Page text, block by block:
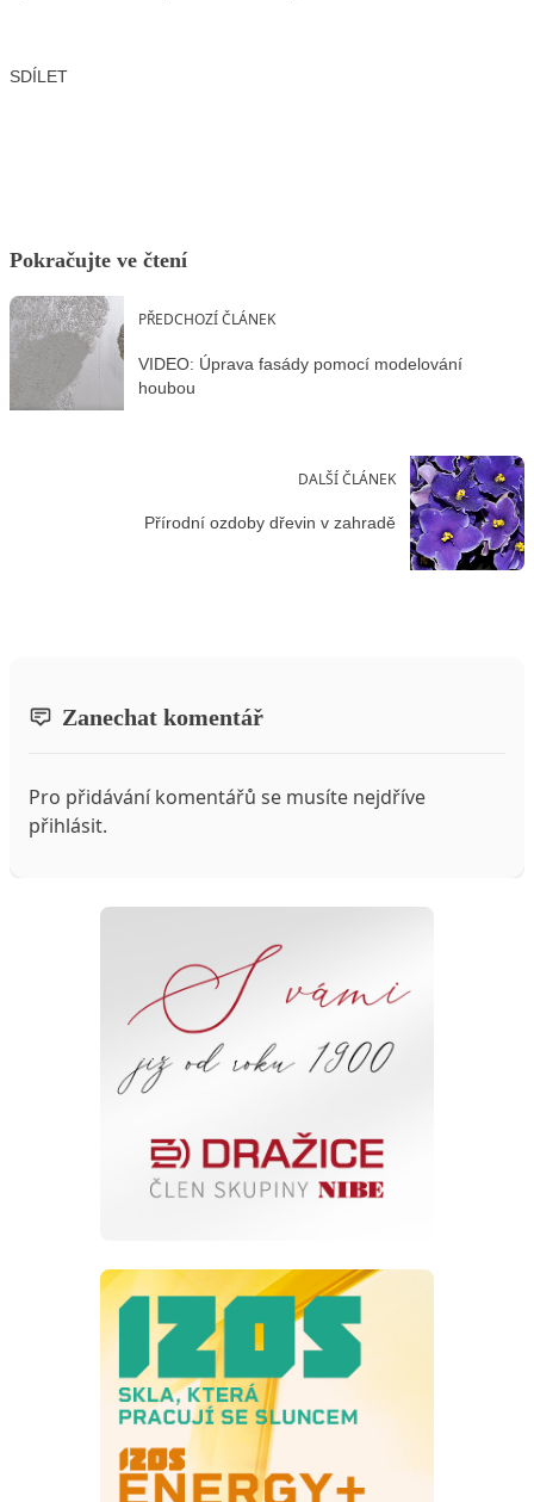
SDÍLET
Pokračujte ve čtení
PŘEDCHOZÍ ČLÁNEK
VIDEO: Úprava fasády pomocí modelování
houbou
DALŠÍ ČLÁNEK
Přírodní ozdoby dřevin v zahradě
Zanechat komentář
Pro přidávání komentářů se musíte nejdříve
přihlásit.